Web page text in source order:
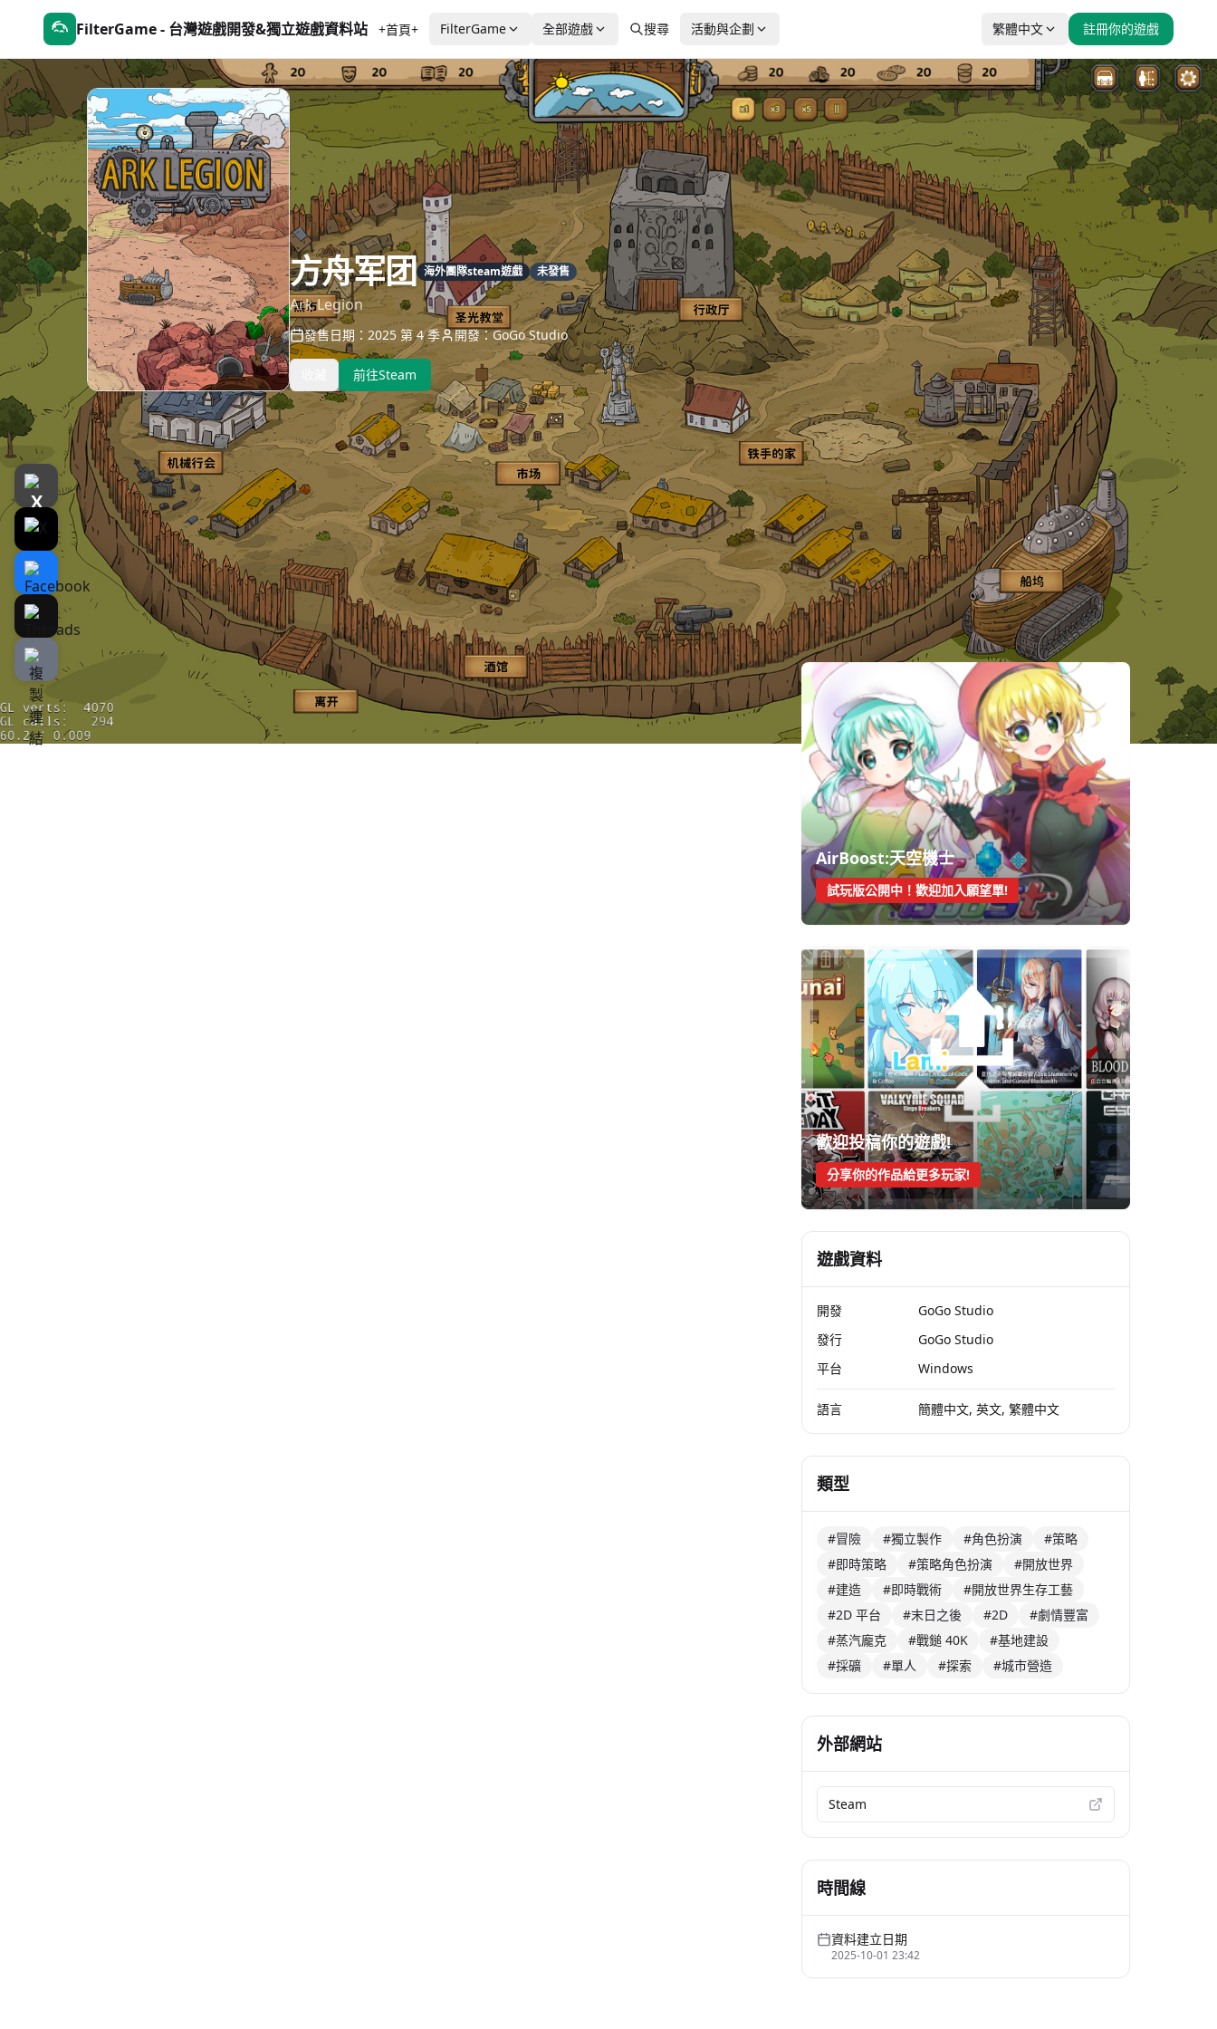
FilterGame - 台灣遊戲開發&獨立遊戲資料站 +首頁+ FilterGame 全部遊戲 搜尋 活動與企劃 繁體中文 註冊你的遊戲
方舟军团 海外團隊steam遊戲 未發售
Ark Legion
發售日期：2025 第 4 季 開發：GoGo Studio
前往Steam
遊戲介紹 最後更新：2025-10-01
介紹 遊戲截圖 關聯文章
驾驶巨大的方舟探索开放的世界,为你的方舟搭配不同的舱室和配件,建造自己的要塞。
文明世界被巨大的灾变所毁灭，幸存者在废土上寻找生存的希望与被隐藏的真相。
探索、贸易、建设、战斗！一个都不能少！
驾驶你的方舟,率领你的队伍,一起来探索吧！
相似遊戲
遺民天境
Let's Build a
Dungeon
刻印战记2：
七圣英雄
最终前哨: 最
终版
奇幻村莊模擬
器
活屍戰棋
AirBoost:天空機士
試玩版公開中！歡迎加入願望單!
歡迎投稿你的遊戲!
分享你的作品給更多玩家!
遊戲資料
開發
GoGo Studio
發行
GoGo Studio
平台
Windows
語言 簡體中文, 英文, 繁體中文
類型
#冒險 #獨立製作 #角色扮演
#策略
#即時策略
#策略角色扮演
#開放世界
#建造
#即時戰術
#開放世界生存工藝
#2D 平台
#末日之後 #2D
#劇情豐富
#蒸汽龐克
#戰鎚 40K
#基地建設
#採礦
#單人 #探索 #城市營造
外部網站
Steam
時間線
資料建立日期
2025-10-01 23:42